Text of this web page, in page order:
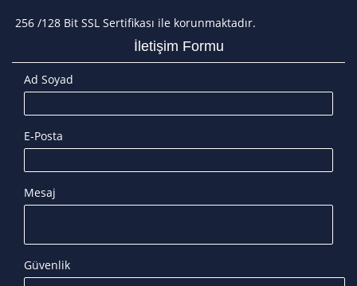
256 /128 Bit SSL Sertifikası ile korunmaktadır.
İletişim Formu
Ad Soyad
E-Posta
Mesaj
Güvenlik